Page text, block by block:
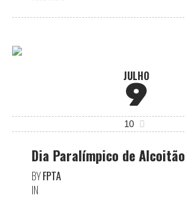
JULHO
9
10
Dia Paralímpico de Alcoitão
BYFPTA
IN